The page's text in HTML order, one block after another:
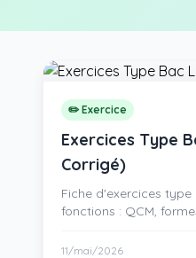
✏️ Exercice
Exercices Type
Corrigé)
Fiche d'exercices
fonctions : QCM,
11/mai/2026